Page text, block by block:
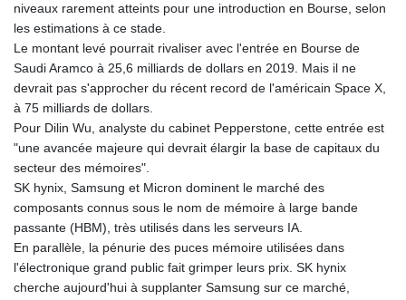
niveaux rarement atteints pour une introduction en Bourse, selon
les estimations à ce stade.
Le montant levé pourrait rivaliser avec l'entrée en Bourse de
Saudi Aramco à 25,6 milliards de dollars en 2019. Mais il ne
devrait pas s'approcher du récent record de l'américain Space X,
à 75 milliards de dollars.
Pour Dilin Wu, analyste du cabinet Pepperstone, cette entrée est
"une avancée majeure qui devrait élargir la base de capitaux du
secteur des mémoires".
SK hynix, Samsung et Micron dominent le marché des
composants connus sous le nom de mémoire à large bande
passante (HBM), très utilisés dans les serveurs IA.
En parallèle, la pénurie des puces mémoire utilisées dans
l'électronique grand public fait grimper leurs prix. SK hynix
cherche aujourd'hui à supplanter Samsung sur ce marché,